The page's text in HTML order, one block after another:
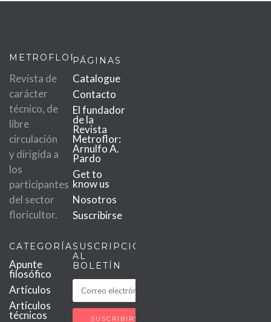
METROFLOR
Revista de
carácter
técnico, de
libre
circulación
y dirigida a
los
participantes
del sector
floricultor.
PÁGINAS
Catalogue
Contacto
El fundador
de la
Revista
Metroflor:
Arnulfo A.
Pardo
Get to
know us
Nosotros
Suscribirse
CATEGORÍAS
Apunte
filosófico
Artículos
Artículos
técnicos
SUSCRIPCIÓN
AL
BOLETÍN